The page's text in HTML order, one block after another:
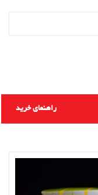
راهنمای خرید